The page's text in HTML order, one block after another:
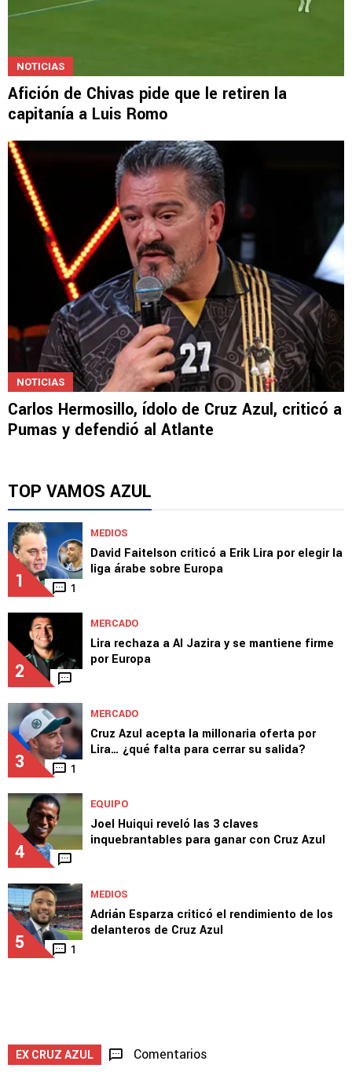
NOTICIAS
Afición de Chivas pide que le retiren la
capitanía a Luis Romo
NOTICIAS
Carlos Hermosillo, ídolo de Cruz Azul, criticó a
Pumas y defendió al Atlante
TOP VAMOS AZUL
1 1
MEDIOS
David Faitelson criticó a Erik Lira por elegir la
liga árabe sobre Europa
2
MERCADO
Lira rechaza a Al Jazira y se mantiene firme
por Europa
3 1
MERCADO
Cruz Azul acepta la millonaria oferta por
Lira… ¿qué falta para cerrar su salida?
4
EQUIPO
Joel Huiqui reveló las 3 claves
inquebrantables para ganar con Cruz Azul
5 1
MEDIOS
Adrián Esparza criticó el rendimiento de los
delanteros de Cruz Azul
EX CRUZ AZUL Comentarios